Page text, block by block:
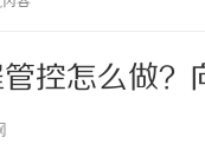
控怎么做？